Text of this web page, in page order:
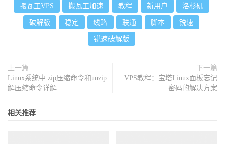
搬瓦工VPS 搬瓦工加速 教程 新用户 洛杉矶
破解版 稳定 线路 联通 脚本 锐速
锐速破解版
上一篇
Linux系统中 zip压缩命令和unzip
解压缩命令详解
下一篇
VPS教程：宝塔Linux面板忘记
密码的解决方案
相关推荐